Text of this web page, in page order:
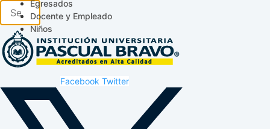
Egresados
Docente y Empleado
Niños
Facebook Twitter